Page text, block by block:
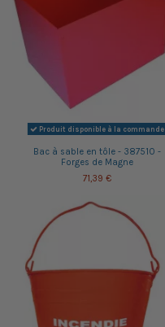
Produit disponible à la commande
Bac à sable en tôle - 387510 -
Forges de Magne
71,39 €